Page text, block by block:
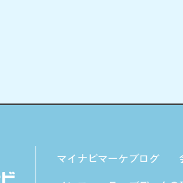
マイナビマーケブログ